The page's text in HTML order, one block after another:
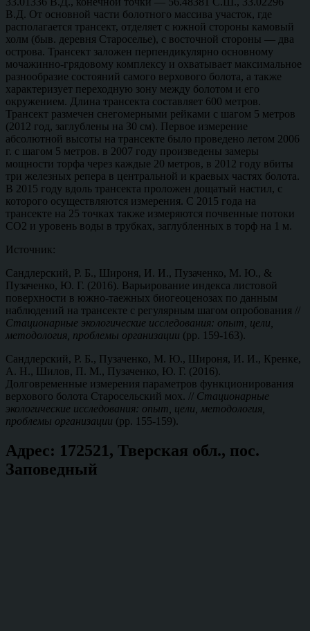
В.Д. От основной части болотного массива участок, где
располагается трансект, отделяет с южной стороны камовый
холм (быв. деревня Староселье), с восточной стороны — два
острова. Трансект заложен перпендикулярно основному
мочажинно-грядовому комплексу и охватывает максимальное
разнообразие состояний самого верхового болота, а также
характеризует переходную зону между болотом и его
окружением. Длина трансекта составляет 600 метров.
Трансект размечен снегомерными рейками с шагом 5 метров
(2012 год, заглублены на 30 см). Первое измерение
абсолютной высоты на трансекте было проведено летом 2006
г. с шагом 5 метров. в 2007 году произведены замеры
мощности торфа через каждые 20 метров, в 2012 году вбиты
три железных репера в центральной и краевых частях болота.
В 2015 году вдоль трансекта проложен дощатый настил, с
которого осуществляются измерения. С 2015 года на
трансекте на 25 точках также измеряются почвенные потоки
CO2 и уровень воды в трубках, заглубленных в торф на 1 м.
Источник:
Сандлерский, Р. Б., Широня, И. И., Пузаченко, М. Ю., &
Пузаченко, Ю. Г. (2016). Варьирование индекса листовой
поверхности в южно-таежных биогеоценозах по данным
наблюдений на трансекте с регулярным шагом опробования //
Стационарные экологические исследования: опыт, цели,
методология, проблемы организации (pp. 159-163).
Сандлерский, Р. Б., Пузаченко, М. Ю., Широня, И. И., Кренке,
А. Н., Шилов, П. М., Пузаченко, Ю. Г. (2016).
Долговременные измерения параметров функционирования
верхового болота Старосельский мох. // Стационарные
экологические исследования: опыт, цели, методология,
проблемы организации (pp. 155-159).
Вернуться
к
главной
Адрес: 172521, Тверская обл., пос.
Заповедный